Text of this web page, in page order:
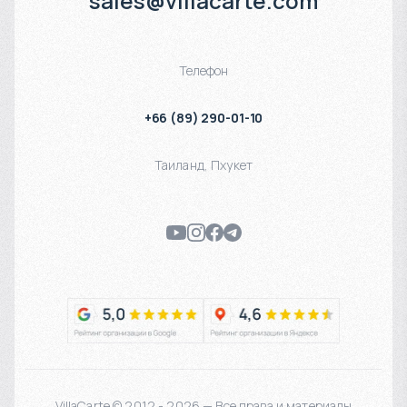
Телефон
+66 (89) 290-01-10
Таиланд, Пхукет